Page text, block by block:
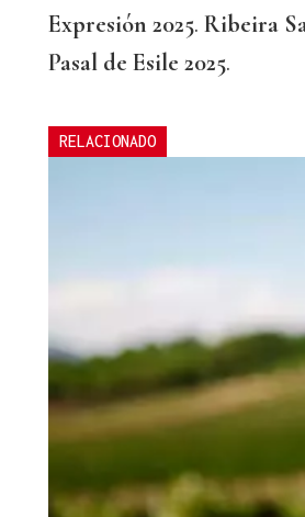
Expresión 2025. Ribeira
Pasal de Esile 2025.
RELACIONADO